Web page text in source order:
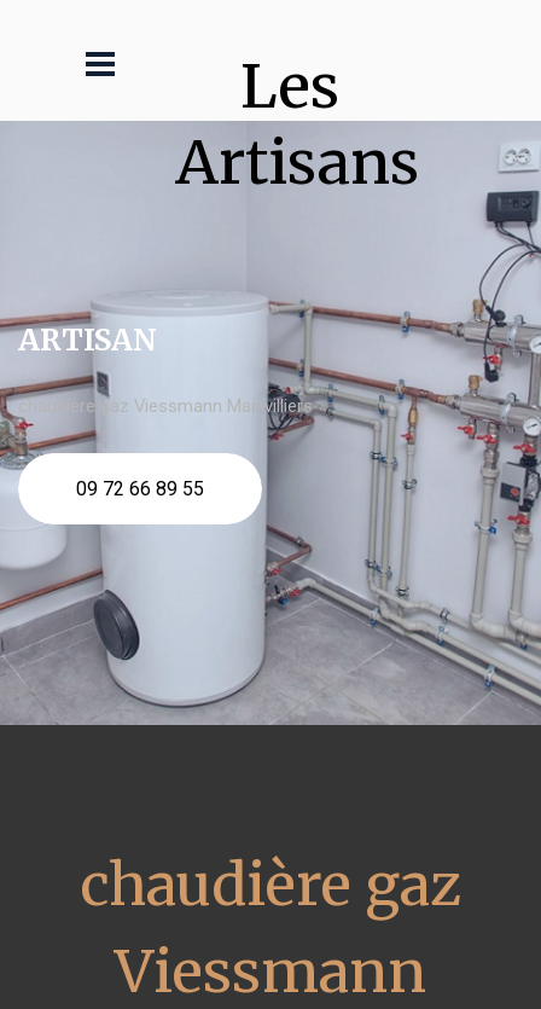
Les
Artisans
ARTISAN
chaudière gaz Viessmann Mainvilliers
09 72 66 89 55
chaudière gaz
Viessmann